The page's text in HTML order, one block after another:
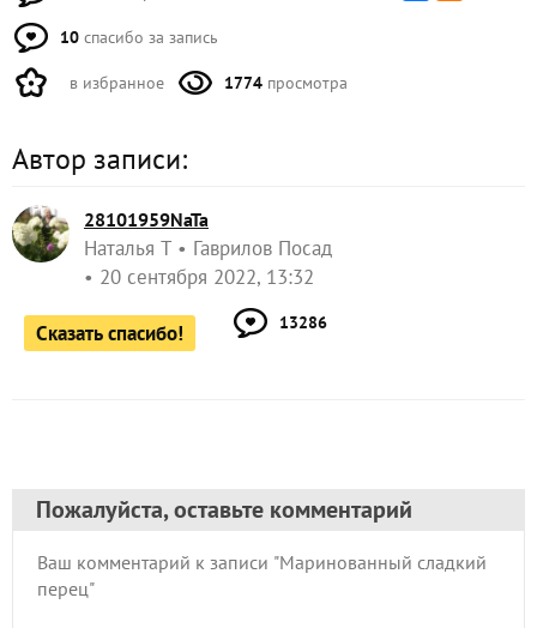
10 спасибо за запись
в избранное 1774 просмотра
Автор записи:
28101959NaTa
Наталья Т
Гаврилов Посад
20 сентября 2022, 13:32
Сказать спасибо! 13286
Пожалуйста, оставьте комментарий